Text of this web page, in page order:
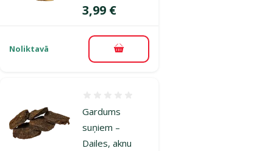
Cena
3,99 €
Noliktavā Pievienot grozam
Gardums
suņiem –
Dailes, aknu